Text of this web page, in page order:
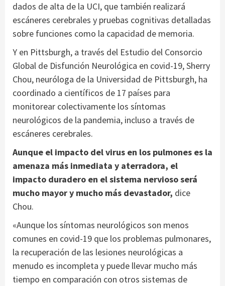
dados de alta de la UCI, que también realizará
escáneres cerebrales y pruebas cognitivas detalladas
sobre funciones como la capacidad de memoria.
Y en Pittsburgh, a través del Estudio del Consorcio
Global de Disfunción Neurológica en covid-19, Sherry
Chou, neuróloga de la Universidad de Pittsburgh, ha
coordinado a científicos de 17 países para
monitorear colectivamente los síntomas
neurológicos de la pandemia, incluso a través de
escáneres cerebrales.
Aunque el impacto del virus en los pulmones es la
amenaza más inmediata y aterradora, el
impacto duradero en el sistema nervioso será
mucho mayor y mucho más devastador, dice
Chou.
«Aunque los síntomas neurológicos son menos
comunes en covid-19 que los problemas pulmonares,
la recuperación de las lesiones neurológicas a
menudo es incompleta y puede llevar mucho más
tiempo en comparación con otros sistemas de